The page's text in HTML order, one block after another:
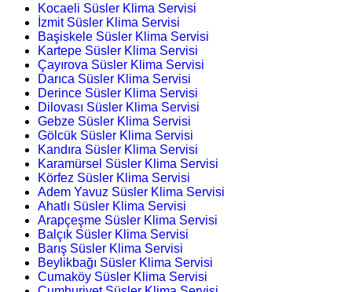
Kocaeli Süsler Klima Servisi
İzmit Süsler Klima Servisi
Başiskele Süsler Klima Servisi
Kartepe Süsler Klima Servisi
Çayırova Süsler Klima Servisi
Darıca Süsler Klima Servisi
Derince Süsler Klima Servisi
Dilovası Süsler Klima Servisi
Gebze Süsler Klima Servisi
Gölcük Süsler Klima Servisi
Kandıra Süsler Klima Servisi
Karamürsel Süsler Klima Servisi
Körfez Süsler Klima Servisi
Adem Yavuz Süsler Klima Servisi
Ahatlı Süsler Klima Servisi
Arapçeşme Süsler Klima Servisi
Balçık Süsler Klima Servisi
Barış Süsler Klima Servisi
Beylikbağı Süsler Klima Servisi
Cumaköy Süsler Klima Servisi